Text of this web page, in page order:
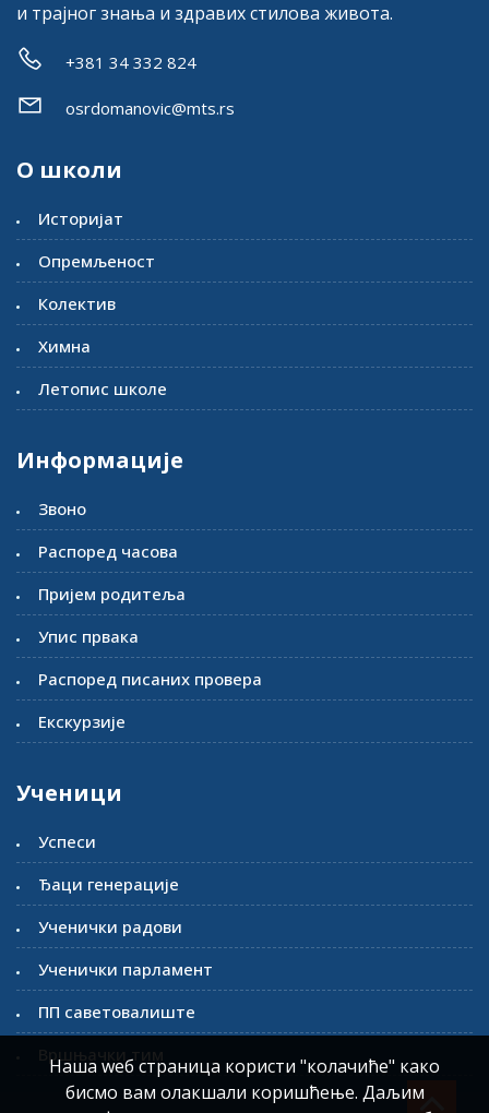
и трајног знања и здравих стилова живота.
+381 34 332 824
osrdomanovic@mts.rs
О школи
Историјат
Опремљеност
Колектив
Химна
Летопис школе
Информације
Звоно
Распоред часова
Пријем родитеља
Упис првака
Распоред писаних провера
Екскурзије
Ученици
Успеси
Ђаци генерације
Ученички радови
Ученички парламент
ПП саветовалиште
Вршњачки тим
Наша wеб страница користи "колачиће" како
бисмо вам олакшали коришћење. Даљим